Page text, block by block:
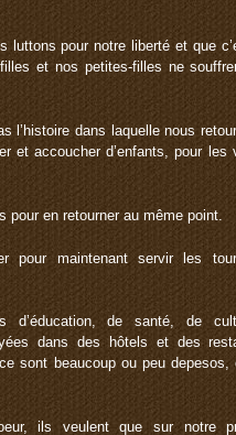
luttons pour notre liberté et que
et nos petites-filles ne
l’histoire dans laquelle nous
et accoucher d’enfants, pour les
en retourner au même point.
pour maintenant servir les
d’éducation, de santé, de
dans des hôtels et des
sont beaucoup ou peu depesos,
ils veulent que sur notre